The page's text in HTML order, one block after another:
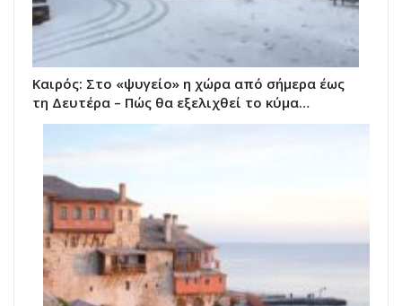
Καιρός: Στο «ψυγείο» η χώρα από σήμερα έως
τη Δευτέρα – Πώς θα εξελιχθεί το κύμα…